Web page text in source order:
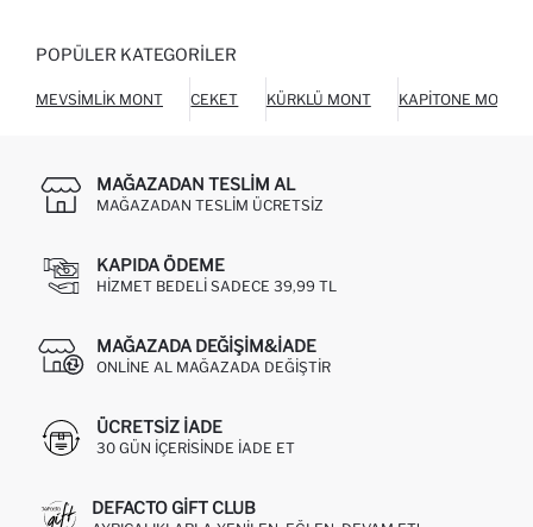
POPÜLER KATEGORILER
MEVSIMLIK MONT CEKET KÜRKLÜ MONT KAPITONE MONT
MAĞAZADAN TESLIM AL
MAĞAZADAN TESLIM ÜCRETSIZ
KAPIDA ÖDEME
HIZMET BEDELI SADECE 39,99 TL
MAĞAZADA DEĞIŞIM&İADE
ONLINE AL MAĞAZADA DEĞIŞTIR
ÜCRETSIZ IADE
30 GÜN IÇERISINDE IADE ET
DEFACTO GIFT CLUB